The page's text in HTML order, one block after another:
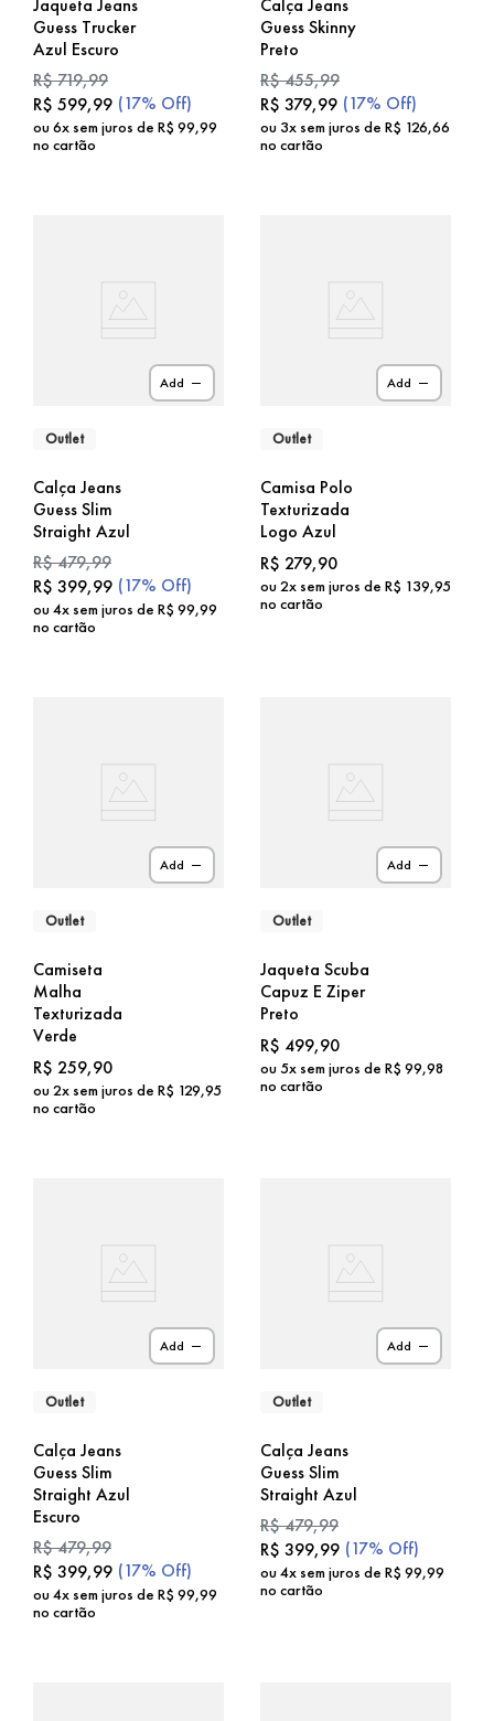
Jaqueta Jeans
Guess Trucker
Azul Escuro
R$719,99
R$ 599,99 (17% Off)
ou6x sem juros de R$ 99,99
no cartão
Calça Jeans
Guess Skinny
Preto
R$455,99
R$ 379,99 (17% Off)
ou 3x sem juros de R$ 126,66
no cartão
Add
Outlet
Calça Jeans
Guess Slim
Straight Azul
R$479,99
R$ 399,99 (17% Off)
ou4x sem juros de R$ 99,99
no cartão
Add
Outlet
Camisa Polo
Texturizada
Logo Azul
R$ 279,90
ou2x sem juros de R$ 139,95
no cartão
Add
Outlet
Camiseta
Malha
Texturizada
Verde
R$ 259,90
ou2x sem juros de R$ 129,95
no cartão
Add
Outlet
Jaqueta Scuba
Capuz E Ziper
Preto
R$ 499,90
ou5x sem juros de R$ 99,98
no cartão
Add
Outlet
Calça Jeans
Guess Slim
Straight Azul
Escuro
R$479,99
R$ 399,99 (17% Off)
ou4x sem juros de R$ 99,99
no cartão
Add
Outlet
Calça Jeans
Guess Slim
Straight Azul
R$479,99
R$ 399,99 (17% Off)
ou4x sem juros de R$ 99,99
no cartão